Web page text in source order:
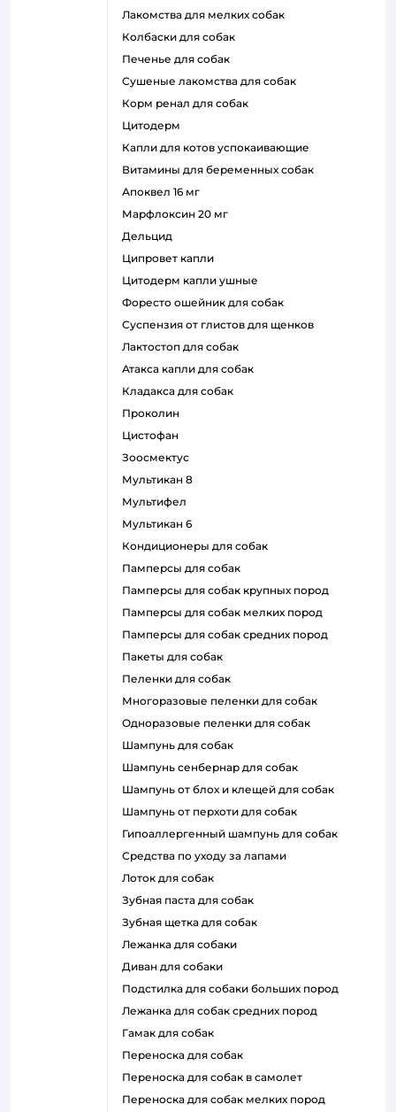
лакомства для мелких собак
колбаски для собак
печенье для собак
сушеные лакомства для собак
корм ренал для собак
цитодерм
капли для котов успокаивающие
витамины для беременных собак
апоквел 16 мг
марфлоксин 20 мг
дельцид
ципровет капли
цитодерм капли ушные
форесто ошейник для собак
суспензия от глистов для щенков
лактостоп для собак
атакса капли для собак
кладакса для собак
проколин
цистофан
зоосмектус
мультикан 8
мультифел
мультикан 6
кондиционеры для собак
памперсы для собак
памперсы для собак крупных пород
памперсы для собак мелких пород
памперсы для собак средних пород
пакеты для собак
пеленки для собак
многоразовые пеленки для собак
одноразовые пеленки для собак
шампунь для собак
шампунь сенбернар для собак
шампунь от блох и клещей для собак
шампунь от перхоти для собак
гипоаллергенный шампунь для собак
средства по уходу за лапами
лоток для собак
зубная паста для собак
зубная щетка для собак
лежанка для собаки
диван для собаки
подстилка для собаки больших пород
лежанка для собак средних пород
гамак для собак
переноска для собак
переноска для собак в самолет
переноска для собак мелких пород